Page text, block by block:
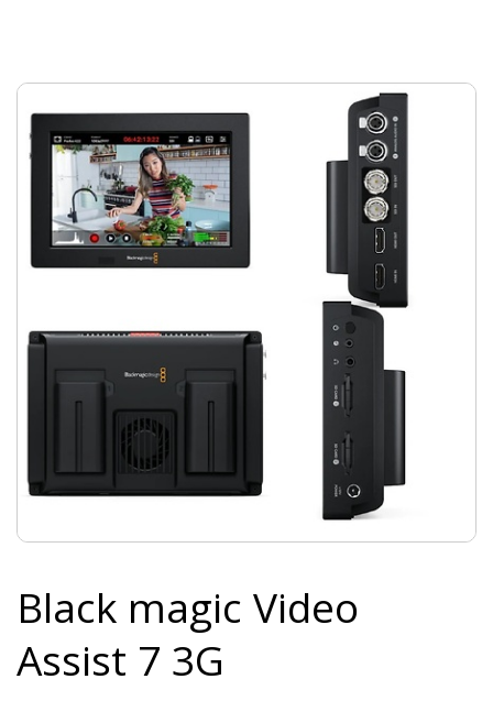
Black magic Video
Assist 7 3G